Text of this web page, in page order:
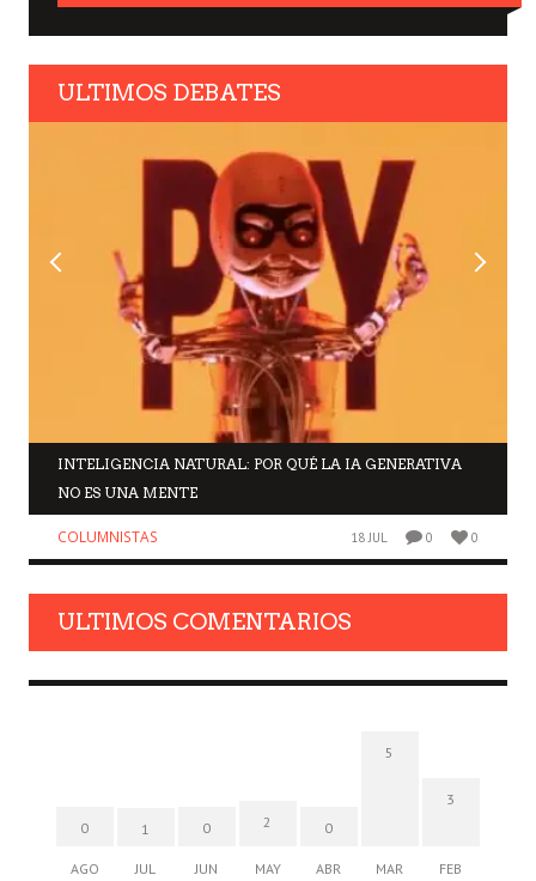
ULTIMOS DEBATES
INTELIGENCIA NATURAL: POR QUÉ LA IA GENERATIVA
NO ES UNA MENTE
COLUMNISTAS 18 JUL 0 0
ULTIMOS COMENTARIOS
0
AGO
1
JUL
0
JUN
2
MAY
0
ABR
5
MAR
3
FEB